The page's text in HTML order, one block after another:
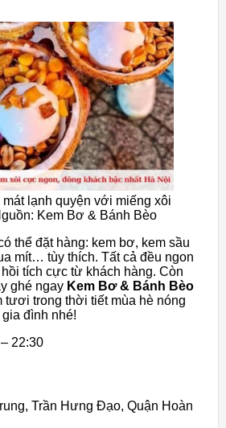
mát lạnh quyện với miếng xôi
Kem Bơ & Bánh Bèo
thể đặt hàng: kem bơ, kem sầu
mít… tùy thích. Tất cả đều ngon
tích cực từ khách hàng. Còn
ghé ngay Kem Bơ & Bánh Bèo
trong thời tiết mùa hè nóng
đình nhé!
22:30
Trần Hưng Đạo, Quận Hoàn